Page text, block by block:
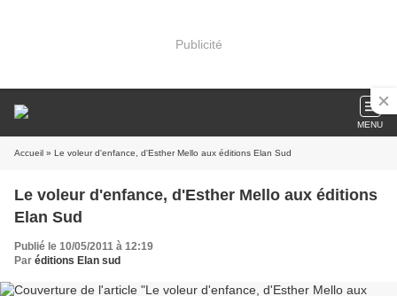
Publicité
MENU
Accueil » Le voleur d'enfance, d'Esther Mello aux éditions Elan Sud
Le voleur d'enfance, d'Esther Mello aux éditions
Elan Sud
Publié le 10/05/2011 à 12:19
Par éditions Elan sud